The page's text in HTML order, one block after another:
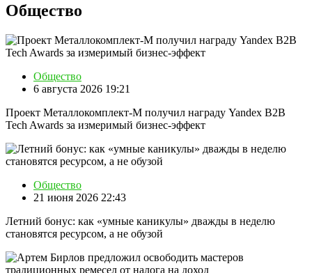
Общество
Общество
6 августа 2026 19:21
Проект Металлокомплект-М получил награду Yandex B2B
Tech Awards за измеримый бизнес-эффект
Общество
21 июня 2026 22:43
Летний бонус: как «умные каникулы» дважды в неделю
становятся ресурсом, а не обузой